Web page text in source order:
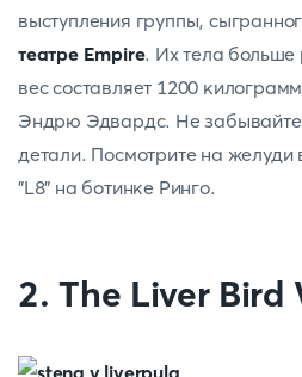
выступления группы,
театре Empire. Их тела
вес составляет 1200
Эндрю Эдвардс. Не
детали. Посмотрите на
"L8" на ботинке Ринго.
2. The Liver Bird